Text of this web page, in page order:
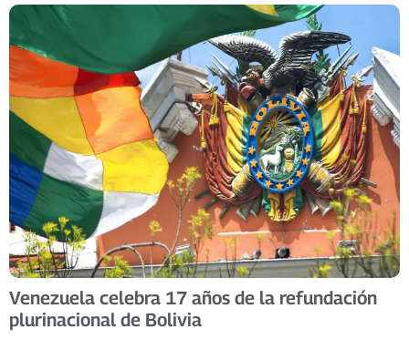
Venezuela celebra 17 años de la refundación
plurinacional de Bolivia